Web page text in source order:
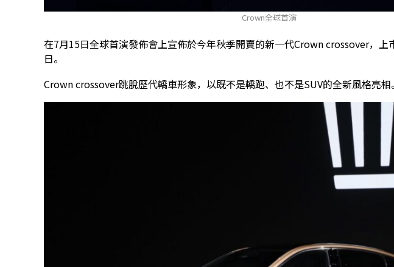
Crown全球首演
在7月15日全球首演發佈會上宣佈於今年秋季開賣的新一代Crown crossover，上
日。
Crown crossover跳脫歷代轎車形象，以既不是轎跑、也不是SUV的全新風格亮相。